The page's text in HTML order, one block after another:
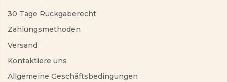
30 Tage Rückgaberecht
Zahlungsmethoden
Versand
Kontaktiere uns
Allgemeine Geschäftsbedingungen